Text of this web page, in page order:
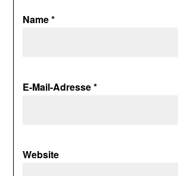
Name*
E-Mail-Adresse*
Website